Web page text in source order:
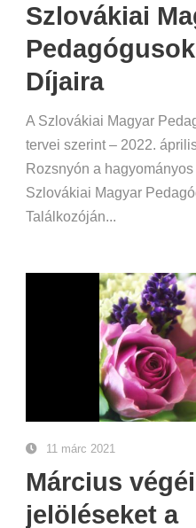
Szlovákiai
Díjaira
A Szlovákiai Magyar
tervei szerint – 2022.
Rozsnyón a
Szlovákiai Magyar
Találkozóján...
11 márc 2021
Március
jelöléseket a